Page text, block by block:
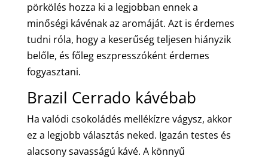
pörkölés hozza ki a legjobban ennek a
minőségi kávénak az aromáját. Azt is érdemes
tudni róla, hogy a keserűség teljesen hiányzik
belőle, és főleg eszpresszóként érdemes
fogyasztani.
Brazil Cerrado kávébab
Ha valódi csokoládés mellékízre vágysz, akkor
ez a legjobb választás neked. Igazán testes és
alacsony savasságú kávé. A könnyű